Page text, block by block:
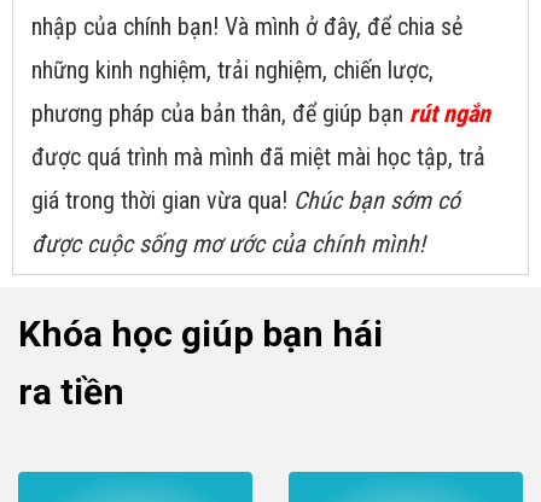
nhập của chính bạn! Và mình ở đây, để chia sẻ
những kinh nghiệm, trải nghiệm, chiến lược,
phương pháp của bản thân, để giúp bạn rút ngắn
được quá trình mà mình đã miệt mài học tập, trả
giá trong thời gian vừa qua! Chúc bạn sớm có
được cuộc sống mơ ước của chính mình!
Khóa học giúp bạn hái
ra tiền